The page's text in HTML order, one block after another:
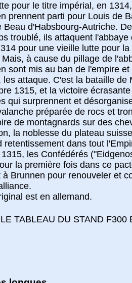
pour le titre impérial, en
prennent parti pour Louis de
Beau d'Habsbourg-Autriche.
troublé, ils attaquent l'abbaye
pour une vieille lutte pour
à cause du pillage de
sont mis au ban de l'empire
les attaque. C'est la bataille de
1315, et la victoire
qui surprennent et
préparée de rocs et
de montagnards sur des
la noblesse du plateau
retentissement dans tout
les Confédérés
la première fois dans ce
à Brunnen pour renouveler et
est en allemand.
TABLEAU DU STAND F300